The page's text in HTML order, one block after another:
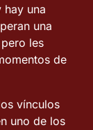
una
una
les
de
vínculos
uno de los